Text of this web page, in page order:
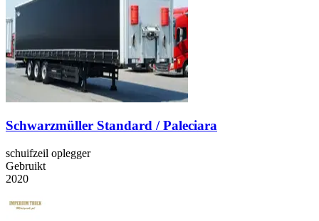
Schwarzmüller Standard / Paleciara
schuifzeil oplegger
Gebruikt
2020